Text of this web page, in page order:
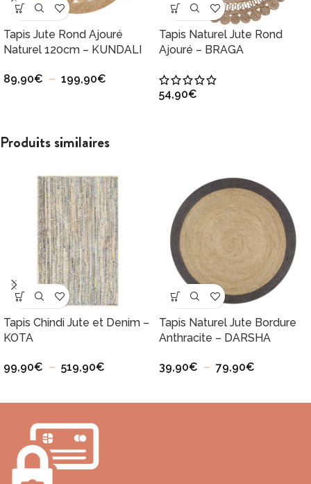
Tapis Jute Rond Ajouré
Naturel 120cm – KUNDALI
89,90€ – 199,90€
Tapis Naturel Jute Rond
Ajouré – BRAGA
54,90€
Produits similaires
Tapis Chindi Jute et Denim –
KOTA
99,90€ – 519,90€
Tapis Naturel Jute Bordure
Anthracite – DARSHA
39,90€ – 79,90€